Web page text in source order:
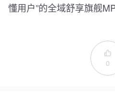
懂用户”的全域舒享旗舰

0